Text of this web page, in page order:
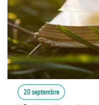
20 septembre